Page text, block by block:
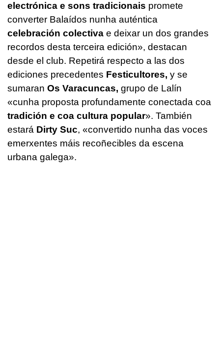
electrónica e sons tradicionais promete
converter Balaídos nunha auténtica
celebración colectiva e deixar un dos grandes
recordos desta terceira edición», destacan
desde el club. Repetirá respecto a las dos
ediciones precedentes Festicultores, y se
sumaran Os Varacuncas, grupo de Lalín
«cunha proposta profundamente conectada coa
tradición e coa cultura popular». También
estará Dirty Suc, «convertido nunha das voces
emerxentes máis recoñecibles da escena
urbana galega».